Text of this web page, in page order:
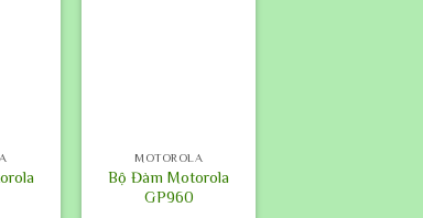
MOTOROLA
Bộ Đàm Motorola
GP960